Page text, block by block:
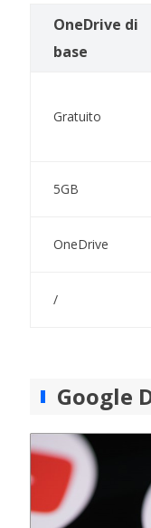
OneDrive di
base
Gratuito
5GB
OneDrive
/
Google